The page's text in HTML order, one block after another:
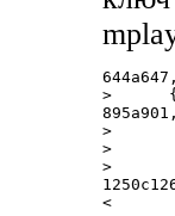
>
>
>
>
<